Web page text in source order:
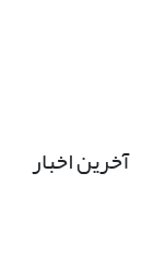
آخرین اخبار